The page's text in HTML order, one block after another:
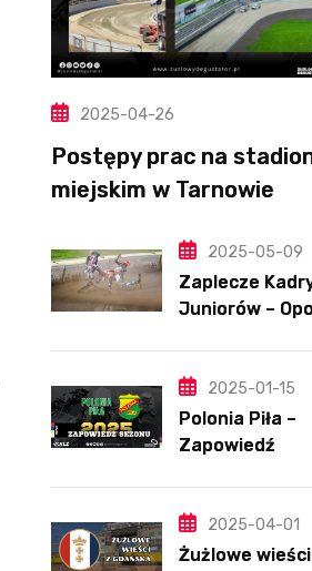
2025-04-26
Postępy prac na
miejskim w Tarnowie
2025-05-09
Zaplecze
Juniorów –
2025-01-15
Polonia Piła –
Zapowiedź
PRZEWIDYWANIA
2025
2025-04-01
Żużlowe